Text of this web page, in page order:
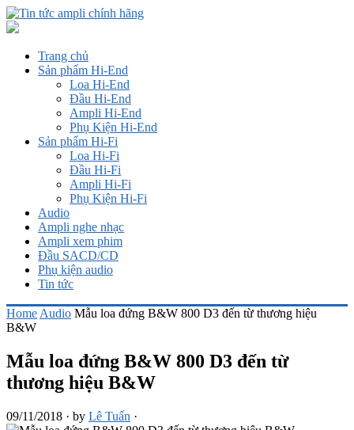
Trang chủ
Sản phẩm Hi-End
Loa Hi-End
Đầu Hi-End
Ampli Hi-End
Phụ Kiện Hi-End
Sản phẩm Hi-Fi
Loa Hi-Fi
Đầu Hi-Fi
Ampli Hi-Fi
Phụ Kiện Hi-Fi
Audio
Ampli nghe nhạc
Ampli xem phim
Đầu SACD/CD
Phụ kiện audio
Tin tức
Home Audio Mẫu loa đứng B&W 800 D3 đến từ thương hiệu
B&W
Mẫu loa đứng B&W 800 D3 đến từ
thương hiệu B&W
09/11/2018 · by Lê Tuấn ·